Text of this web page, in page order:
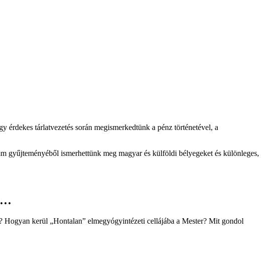
tárlatvezetés során megismerkedtünk a pénz történetével, a
gyűjteményéből ismerhettünk meg magyar és külföldi bélyegeket és különleges,
kerül „Hontalan” elmegyógyintézeti cellájába a Mester? Mit gondol